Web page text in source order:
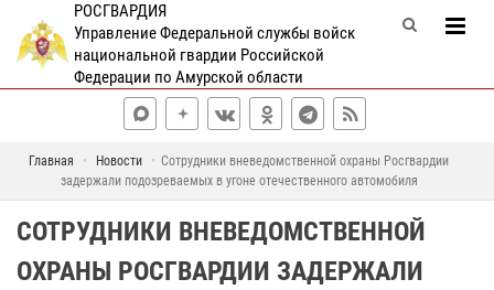
РОСГВАРДИЯ
Управление Федеральной службы войск
национальной гвардии Российской
Федерации по Амурской области
Главная Новости
Сотрудники вневедомственной охраны Росгвардии
задержали подозреваемых в угоне отечественного автомобиля
СОТРУДНИКИ ВНЕВЕДОМСТВЕННОЙ
ОХРАНЫ РОСГВАРДИИ ЗАДЕРЖАЛИ